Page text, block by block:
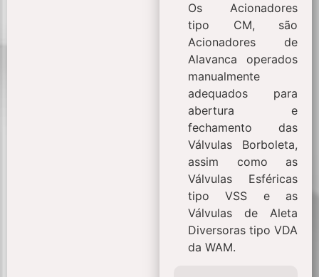
Os Acionadores
tipo CM, são
Acionadores de
Alavanca operados
manualmente
adequados para
abertura e
fechamento das
Válvulas Borboleta,
assim como as
Válvulas Esféricas
tipo VSS e as
Válvulas de Aleta
Diversoras tipo VDA
da WAM.